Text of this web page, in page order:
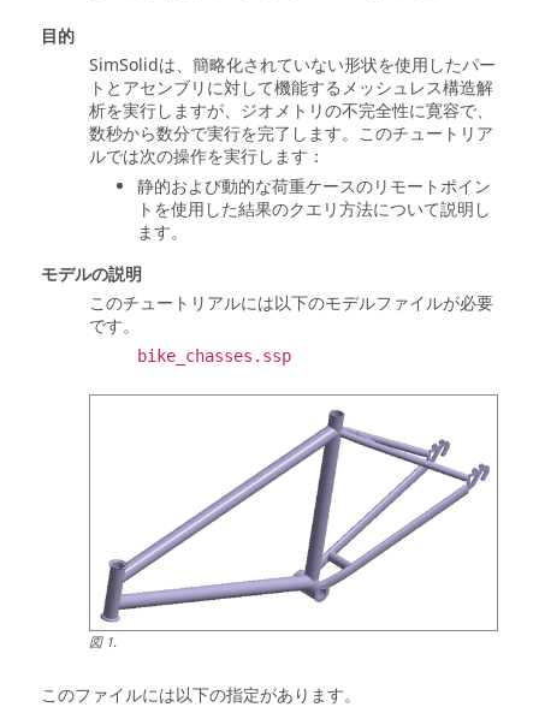
目的
SimSolidは、簡略化されていない形状を使用したパー
トとアセンブリに対して機能するメッシュレス構造解
析を実行しますが、ジオメトリの不完全性に寛容で、
数秒から数分で実行を完了します。このチュートリア
ルでは次の操作を実行します：
静的および動的な荷重ケースのリモートポイン
トを使用した結果のクエリ方法について説明し
ます。
モデルの説明
このチュートリアルには以下のモデルファイルが必要
です。
bike_chasses.ssp
図1.
このファイルには以下の指定があります。